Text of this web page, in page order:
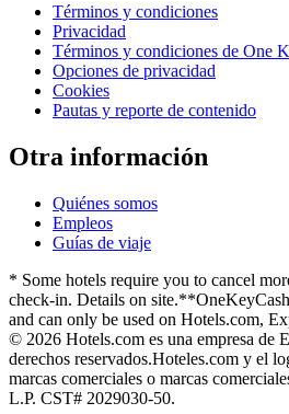
Términos y condiciones
Privacidad
Términos y condiciones de One
Opciones de privacidad
Cookies
Pautas y reporte de contenido
Otra información
Quiénes somos
Empleos
Guías de viaje
* Some hotels require you to cancel
check-in. Details on site.
and can only be used on Hotels.com,
© 2026 Hotels.com es una empresa de
derechos reservados.Hoteles.com y el
marcas comerciales o marcas
L.P. CST# 2029030-50.